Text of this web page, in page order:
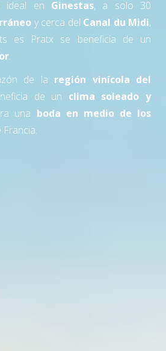
ideal en Ginestas, a solo 30
y cerca del Canal du Midi,
es Pratx se beneficia de un
.
de la región vinícola del
de un clima soleado y
una boda en medio de los
Francia.